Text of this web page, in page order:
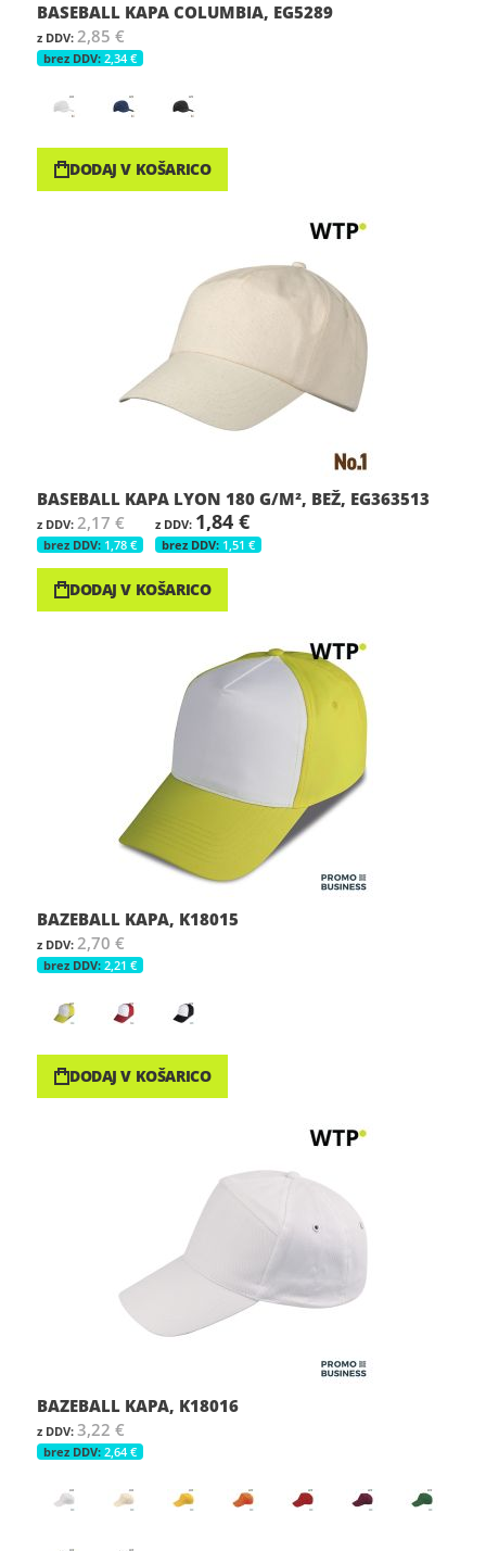
BASEBALL KAPA COLUMBIA, EG5289
2,85 €
2,34 €
DODAJ V KOŠARICO
BASEBALL KAPA LYON 180 G/M², BEŽ, EG363513
2,17 €
1,78 €
1,84 €
1,51 €
DODAJ V KOŠARICO
BAZEBALL KAPA, K18015
2,70 €
2,21 €
DODAJ V KOŠARICO
BAZEBALL KAPA, K18016
3,22 €
2,64 €